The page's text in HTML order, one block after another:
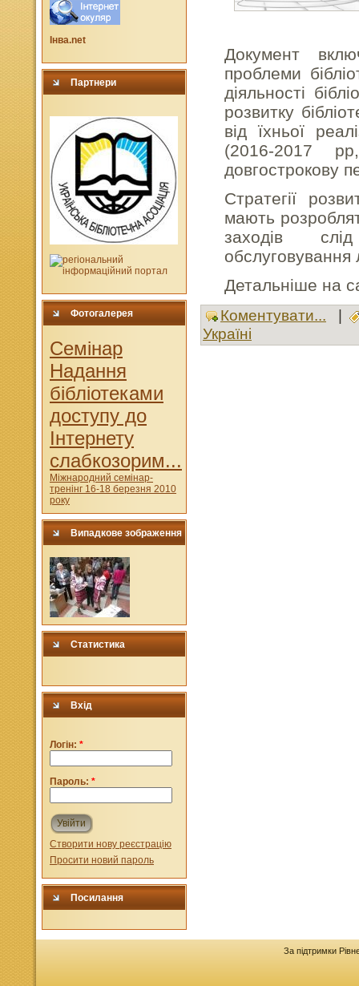
Інва.net
Партнери
Фотогалерея
Cемінар
Надання
бібліотеками
доступу до
Інтернету
слабкозорим...
Міжнародний семінар-
тренінг 16-18 березня 2010
року
Випадкове зображення
Статистика
Вхід
Логін: *
Пароль: *
Увійти
Створити нову реєстрацію
Просити новий пароль
Посилання
Документ
проблеми
діяльності
розвитку
від їхньої
(2016-2017
довгострокову
Стратегії
мають
заходів
Детальніше на
Коментувати...
Україні
За підтримки